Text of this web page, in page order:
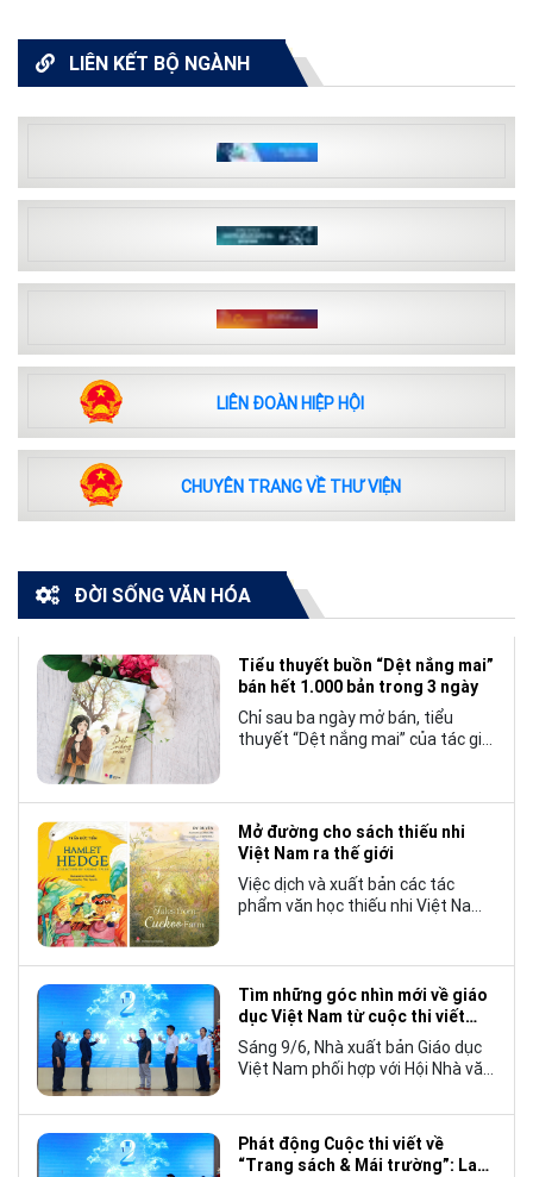
LIÊN KẾT BỘ NGÀNH
LIÊN ĐOÀN HIỆP HỘI
CHUYÊN TRANG VỀ THƯ VIỆN
ĐỜI SỐNG VĂN HÓA
Tiểu thuyết buồn “Dệt nắng mai”
bán hết 1.000 bản trong 3 ngày
Chỉ sau ba ngày mở bán, tiểu
thuyết “Dệt nắng mai” của tác giả
chương trẻ khi cán mốc 1.000 bản
tiêu thụ.
Mở đường cho sách thiếu nhi
Việt Nam ra thế giới
Việc dịch và xuất bản các tác
phẩm văn học thiếu nhi Việt Nam
tế, mà còn góp phần đưa những
câu chuyện mang đậm bản sắc
văn hóa Việt Nam bước ra thế giới.
Tìm những góc nhìn mới về giáo
dục Việt Nam từ cuộc thi viết
“Trang sách và Mái trường”
Sáng 9/6, Nhà xuất bản Giáo dục
Việt Nam phối hợp với Hội Nhà văn
cuộc thi viết về “Trang sách và
Mái trường”, hướng tới kỷ niệm 70
năm thành lập Nhà xuất bản Giáo
Phát động Cuộc thi viết về
“Trang sách & Mái trường”: Lan